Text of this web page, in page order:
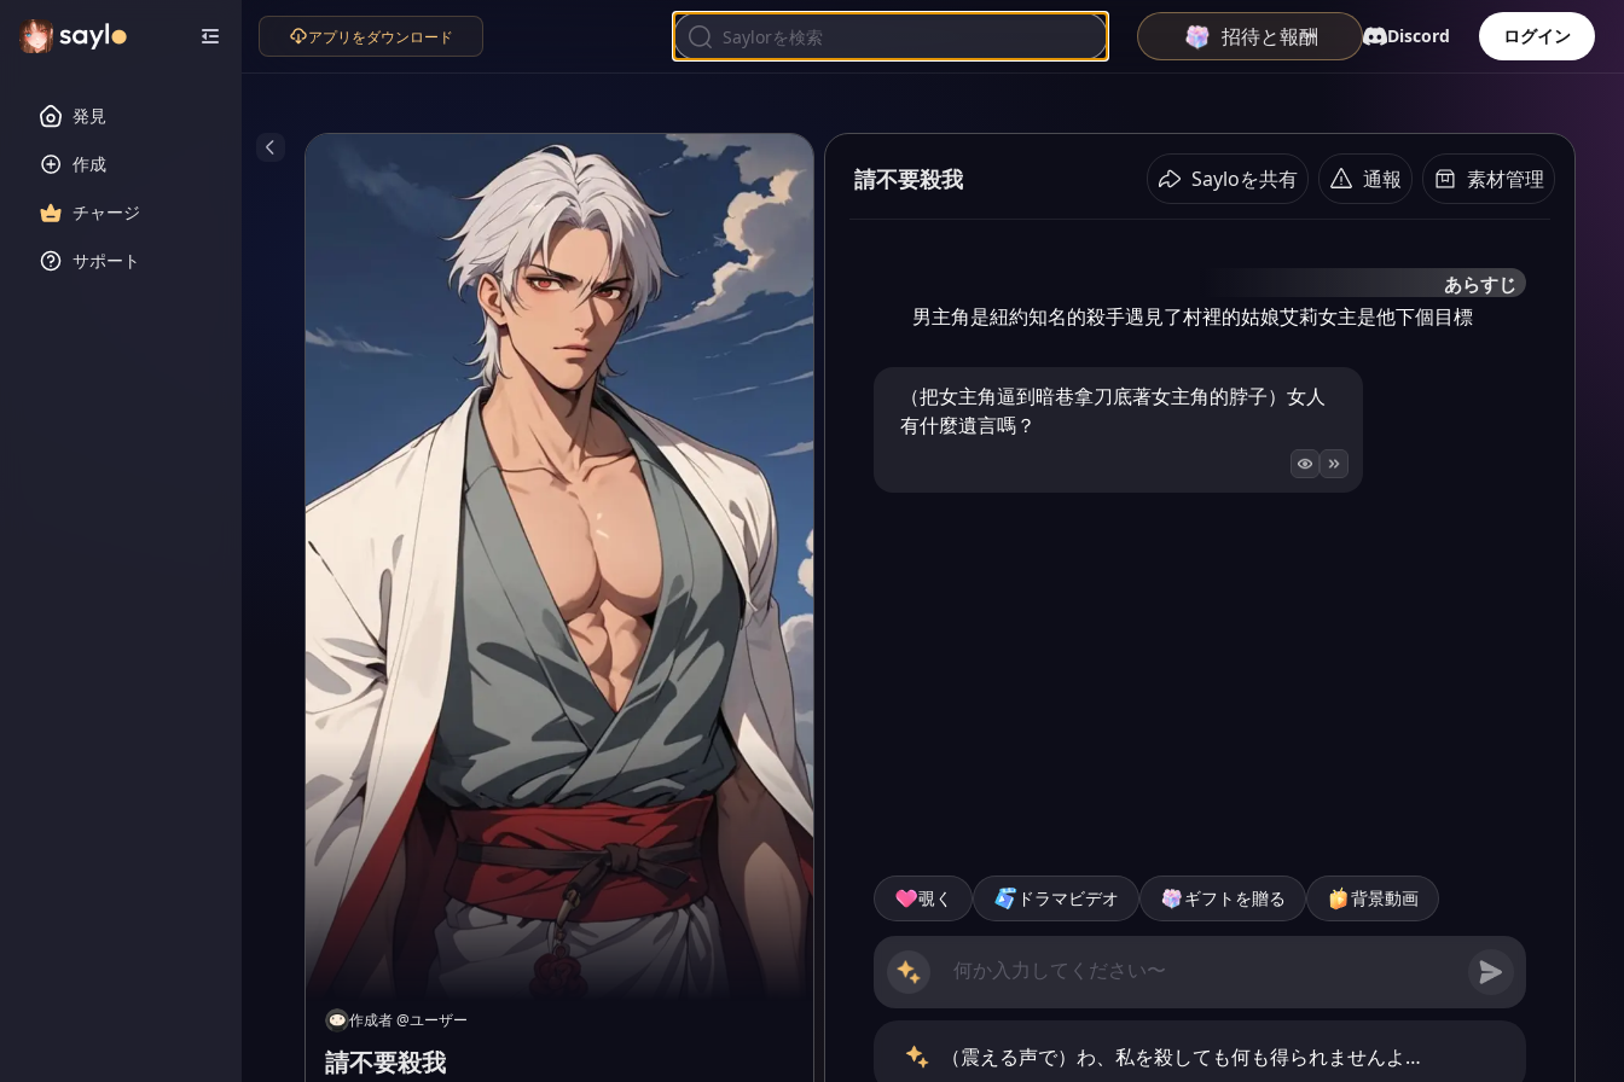
発見
作成
チャージ
サポート
アプリをダウンロード 招待と報酬 Discord ログイン
作成者@ユーザー
請不要殺我
請不要殺我 Sayloを共有 通報 素材管理
あらすじ
男主角是紐約知名的殺手遇見了村裡的姑娘艾莉女主是他下個目標
（把女主角逼到暗巷拿刀底著女主角的脖子）女人
有什麼遺言嗎？
覗く ドラマビデオ ギフトを贈る 背景動画
（震える声で）わ、私を殺しても何も得られませんよ…